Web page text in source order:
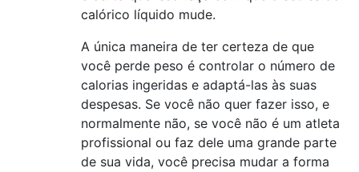
calórico líquido mude.
A única maneira de ter certeza de que
você perde peso é controlar o número de
calorias ingeridas e adaptá-las às suas
despesas. Se você não quer fazer isso, e
normalmente não, se você não é um atleta
profissional ou faz dele uma grande parte
de sua vida, você precisa mudar a forma